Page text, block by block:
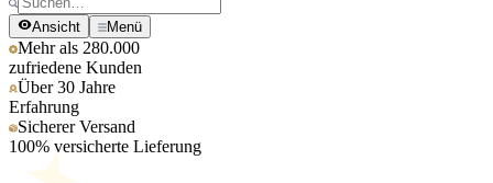
Ansicht Menü
Mehr als 280.000
zufriedene Kunden
Über 30 Jahre
Erfahrung
Sicherer Versand
100% versicherte Lieferung